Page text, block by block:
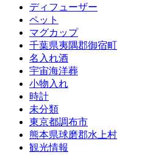
ディフューザー
ペット
マグカップ
千葉県夷隅郡御宿町
名入れ酒
宇宙海洋葬
小物入れ
時計
未分類
東京都調布市
熊本県球磨郡水上村
観光情報